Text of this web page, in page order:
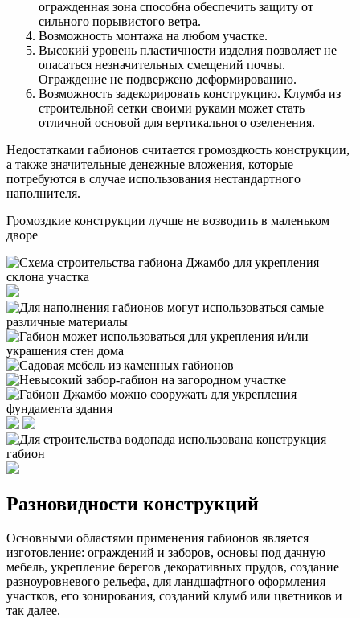
огражденная зона способна обеспечить защиту от
сильного порывистого ветра.
Возможность монтажа на любом участке.
Высокий уровень пластичности изделия позволяет не
опасаться незначительных смещений почвы.
Ограждение не подвержено деформированию.
Возможность задекорировать конструкцию. Клумба из
строительной сетки своими руками может стать
отличной основой для вертикального озеленения.
Недостатками габионов считается громоздкость конструкции,
а также значительные денежные вложения, которые
потребуются в случае использования нестандартного
наполнителя.
Громоздкие конструкции лучше не возводить в маленьком
дворе
Разновидности конструкций
Основными областями применения габионов является
изготовление: ограждений и заборов, основы под дачную
мебель, укрепление берегов декоративных прудов, создание
разноуровневого рельефа, для ландшафтного оформления
участков, его зонирования, созданий клумб или цветников и
так далее.